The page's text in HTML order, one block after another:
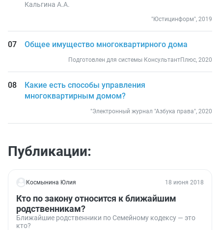
Кальгина А.А.
"Юстицинформ", 2019
Общее имущество многоквартирного дома
Подготовлен для системы КонсультантПлюс, 2020
Какие есть способы управления
многоквартирным домом?
"Электронный журнал "Азбука права", 2020
Публикации:
Космынина Юлия 18 июня 2018
Кто по закону относится к ближайшим
родственникам?
Ближайшие родственники по Семейному кодексу — это
кто?